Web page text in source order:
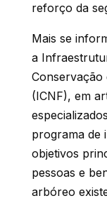
reforço da
Mais se
a
Conservação
(ICNF), em
programa de
objetivos
pessoas e
arbóreo